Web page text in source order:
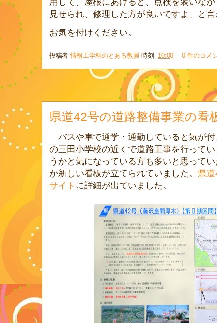
用して、屋根にあげると、点検を装いな
見せられ、修理した方が良いですよ、と
お気を付けください。
投稿者情報工学科のとある教員 時刻: 10:00 0 件のコメ
県道42号の道路整備事業の看
バスや車で通学・通勤していると気が
の三田小学校の近くで道路工事を行って
うかと気になっている方も多いと思って
か新しい看板が立てられていました。 県
サイト に詳細が出ていました。